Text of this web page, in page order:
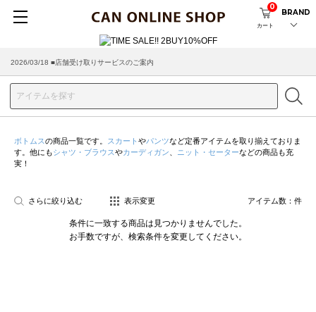
カート
0
BRAND
2026/03/18 ■店舗受け取りサービスのご案内
ボトムスの商品一覧です。 スカート やパンツなど定番アイテムを取り揃えておりま
す。他にもシャツ・ブラウスやカーディガン ニット・セーターなどの商品も充
実！
さらに絞り込む 表示変更 アイテム数： 件
条件に一致する商品は見つかりませんでした。
お手数ですが、検索条件を変更してください。